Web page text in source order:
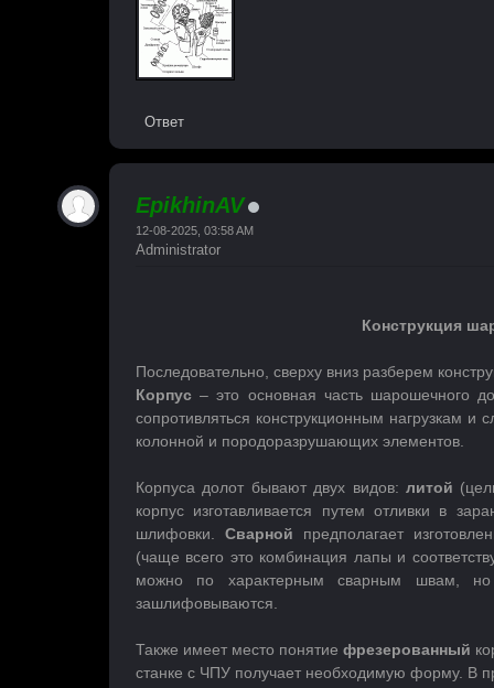
Ответ
EpikhinAV
12-08-2025, 03:58 AM
Administrator
Конструкция
Последовательно, сверху вниз разберем
Корпус– это основная часть шарошечного
сопротивляться конструкционным нагрузкам
колонной и породоразрушающих элементов.
Корпуса долот бывают двух видов:литой
корпус изготавливается путем отливки в
шлифовки. Сварной предполагает
(чаще всего это комбинация лапы и
можно по характерным сварным швам,
зашлифовываются.
Также имеет место понятие фрезерованный
станке с ЧПУ получает необходимую форму. В